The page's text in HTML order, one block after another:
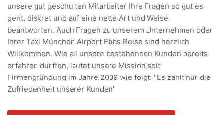
unsere gut geschulten Mitarbeiter Ihre Fragen so gut es
geht, diskret und auf eine nette Art und Weise
beantworten. Auch Fragen zu unserem Unternehmen oder
Ihrer Taxi München Airport Ebbs Reise sind herzlich
Willkommen. Wie all unsere bestehenden Kunden bereits
erfahren durften, lautet unsere Mission seit
Firmengründung im Jahre 2009 wie folgt: "Es zählt nur die
Zufriedenheit unserer Kunden"